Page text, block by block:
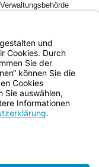
weggefallen, so
der Sicherheit